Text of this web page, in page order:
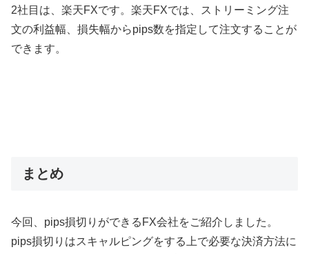
2社目は、楽天FXです。楽天FXでは、ストリーミング注
文の利益幅、損失幅からpips数を指定して注文することが
できます。
まとめ
今回、 pips損切りができる FX会社をご紹介しました。
pips損切りはスキャルピングをする上で必要な決済方法に